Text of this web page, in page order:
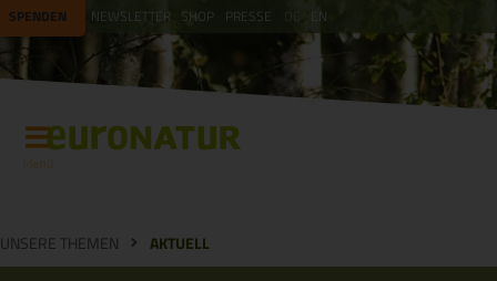
SPENDEN NEWSLETTER SHOP PRESSE EN
UNSERE THEMEN AKTUELL